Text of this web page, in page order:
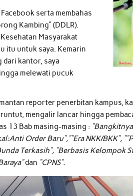
serta membahas
Kambing” (DDLR).
Masyarakat
itu untuk saya. Kemarin
dari kantor, saya
melewati pucuk
reporter penerbitan kampus,
mengalir lancar hingga
13 Bab masing-masing :
Order Baru”,””Era NKK/BKK”,
Terkasih”, “Berbasis Kelompok
dan “CPNS”.